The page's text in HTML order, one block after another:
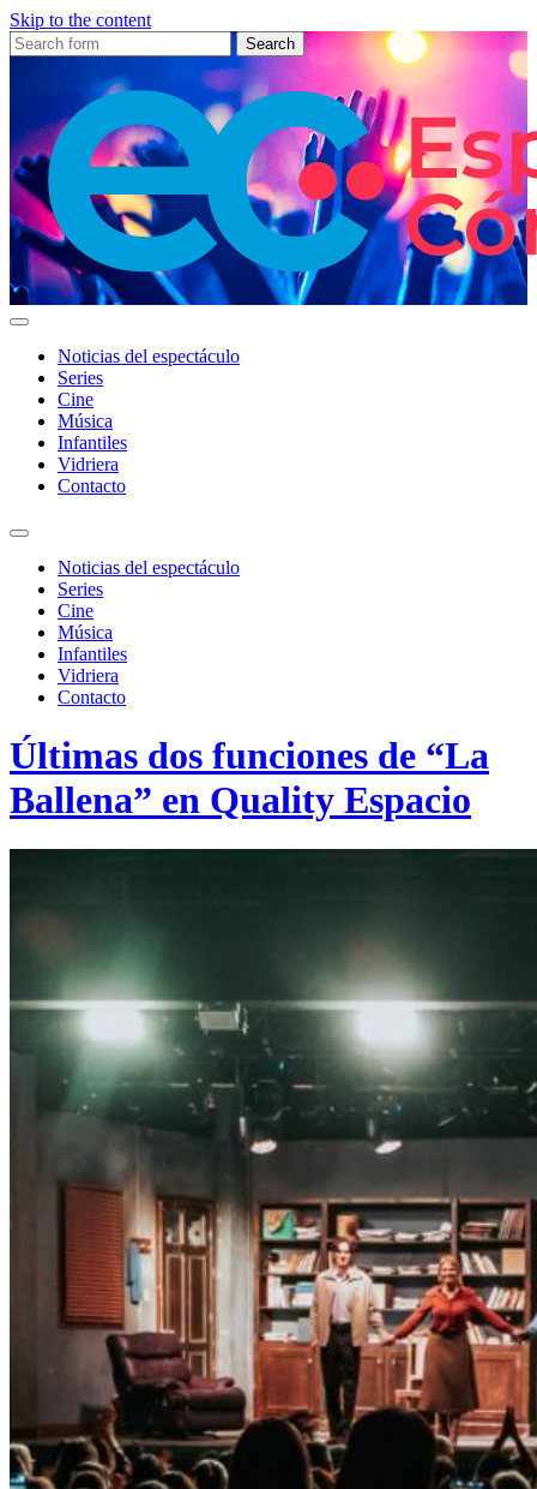
Skip to the content
Search
for:
Espectáculo
Noticias del espectáculo
Series
Cine
Música
Infantiles
Vidriera
Contacto
Toggle
search
field
Noticias del espectáculo
Series
Cine
Música
Infantiles
Vidriera
Contacto
Últimas dos funciones de “La
Ballena” en Quality Espacio